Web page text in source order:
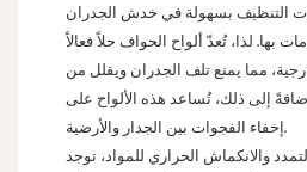
التنظيف بسهولة في خدش الجدران
بها. لذا، تُعدّ ألواح الحواف حلاً فعالاً
مما يمنع تلف الجدران ويقلل من
إلى ذلك، تُساعد هذه الألواح على
إخفاء الفجوات بين الجدار والأرضية.
والانكماش الحراري للمواد، توجد